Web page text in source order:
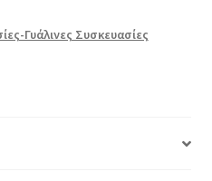
Γυάλινες Συσκευασίες